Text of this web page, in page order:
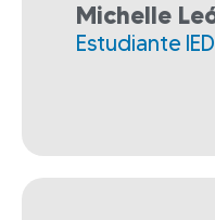
Michelle
Estudiante